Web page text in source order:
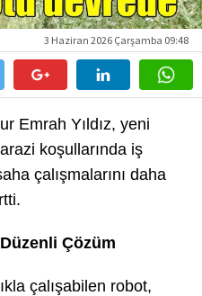
3 Haziran 2026 Çarşamba 09:48
Emrah Yıldız, yeni
koşullarında iş
çalışmalarını daha
Çözüm
çalışabilen robot,